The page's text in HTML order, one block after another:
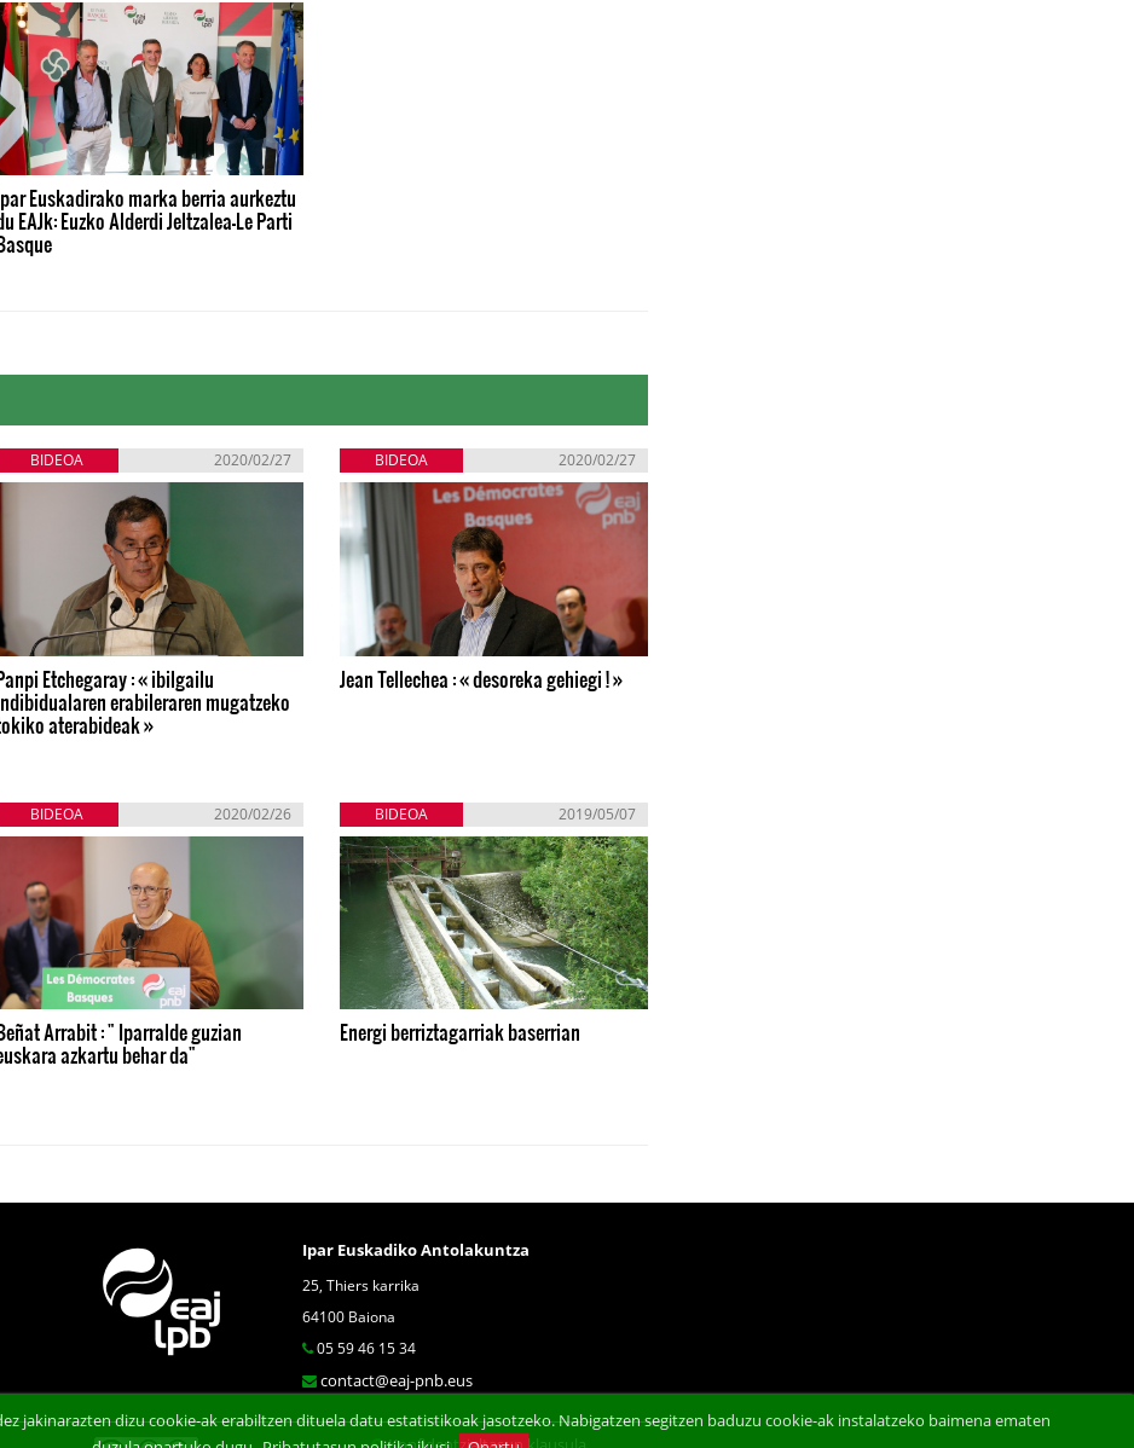
Euskadirako marka berria aurkeztu
EAJk: Euzko Alderdi Jeltzalea-Le Parti
BIDEOA 2020/02/27
Etchegaray : « ibilgailu
erabileraren mugatzeko
aterabideak »
BIDEOA 2020/02/27
Jean Tellechea : « desoreka gehiegi ! »
BIDEOA 2020/02/26
Arrabit : " Iparralde guzian
azkartu behar da"
BIDEOA 2019/05/07
Energi berriztagarriak baserrian
Ipar Euskadiko Antolakuntza
25, Thiers karrika
64100 Baiona
05 59 46 15 34
contact@eaj-pnb.eus
jakinarazten dizu cookie-ak erabiltzen dituela datu estatistikoak jasotzeko. Nabigatzen segitzen baduzu cookie-ak instalatzeko baimena ematen